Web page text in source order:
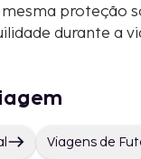
proteção
durante a
Viagens de